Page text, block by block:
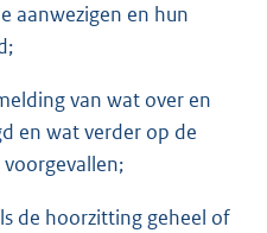
aanwezigen en hun
van wat over en
en wat verder op de
de hoorzitting geheel of